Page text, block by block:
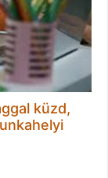
küzd,